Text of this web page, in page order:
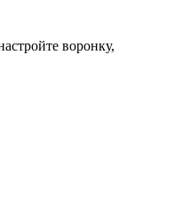
воронку,